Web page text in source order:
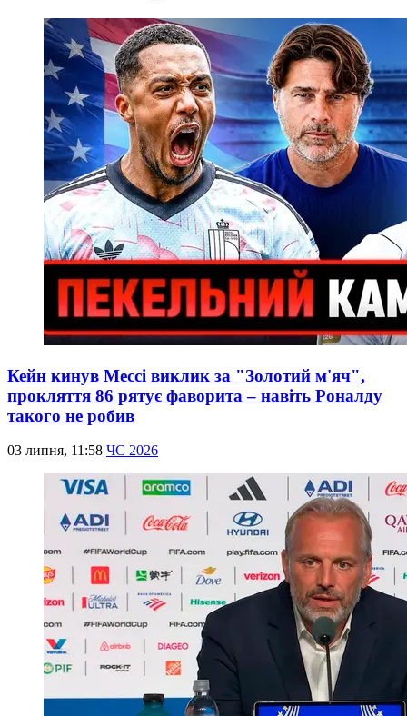
Кейн кинув Мессі виклик за "Золотий м'яч",
прокляття 86 рятує фаворита – навіть Роналду
такого не робив
03 липня, 11:58 ЧС 2026